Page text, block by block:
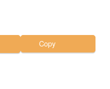
Copy